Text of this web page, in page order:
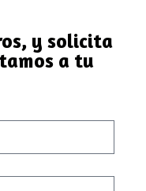
y solicita
a tu